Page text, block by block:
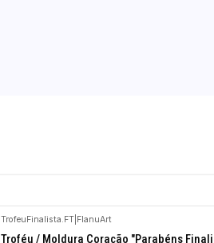
-10%
TrofeuFinalista.FT FlanuArt
Troféu / Moldura Coração "Parabéns